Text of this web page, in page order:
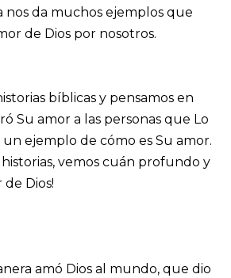
nos da muchos ejemplos que
de Dios por nosotros.
bíblicas y pensamos en
Su amor a las personas que Lo
un ejemplo de cómo es Su amor.
historias, vemos cuán profundo y
Dios!
amó Dios al mundo, que dio